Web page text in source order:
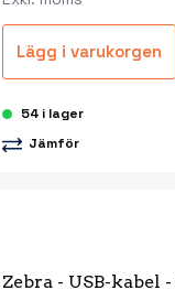
Lägg i varukorgen
54 i lager
Jämför
Zebra - USB-kabel -